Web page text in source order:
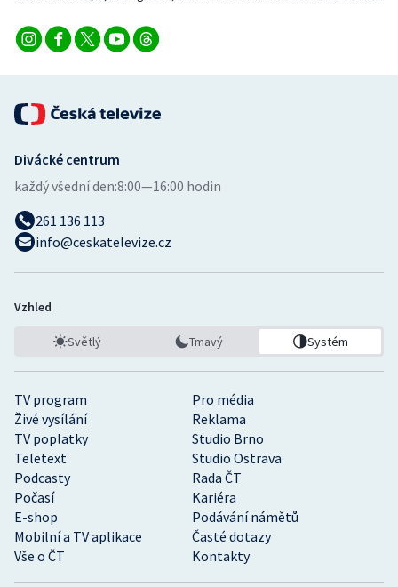
TV program
Pro média
Živé vysílání
Reklama
TV poplatky
Studio Brno
Teletext
Studio Ostrava
Podcasty
Rada ČT
Počasí
Kariéra
E-shop
Podávání námětů
Mobilní a TV aplikace
Časté dotazy
Vše o ČT
Kontakty
Divácké centrum
každý všední den:8:00—16:00 hodin
261 136 113
info@ceskatelevize.cz
Vzhled
Světlý Tmavý Systém